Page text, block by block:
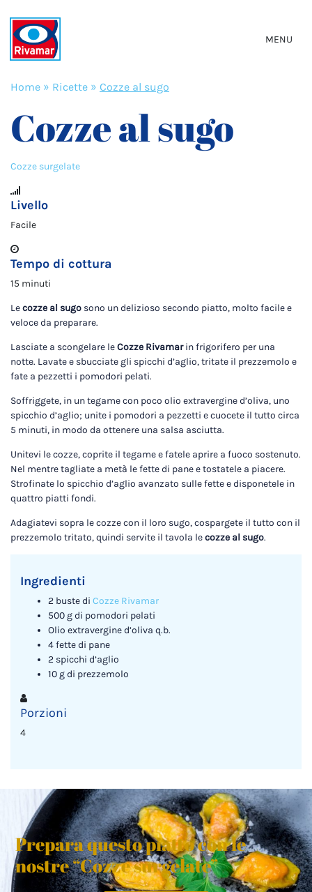
MENU
Home » Ricette » Cozze al sugo
Cozze al sugo
Cozze surgelate
Livello
Facile
Tempo di cottura
15 minuti
Lecozze al sugo sono un delizioso secondo piatto, molto facile e
veloce da preparare.
Lasciate a scongelare leCozze Rivamarin frigorifero per una
notte. Lavate e sbucciate gli spicchi d’aglio, tritate il prezzemolo e
fate a pezzetti i pomodori pelati.
Soffriggete, in un tegame con poco olio extravergine d’oliva, uno
spicchio d’aglio; unite i pomodori a pezzetti e cuocete il tutto circa
5 minuti, in modo da ottenere una salsa asciutta.
Unitevi le cozze, coprite il tegame e fatele aprire a fuoco sostenuto.
Nel mentre tagliate a metà le fette di pane e tostatele a piacere.
Strofinate lo spicchio d’aglio avanzato sulle fette e disponetele in
quattro piatti fondi.
Adagiatevi sopra le cozze con il loro sugo, cospargete il tutto con il
prezzemolo tritato, quindi servite il tavola lecozze al sugo.
Ingredienti
2 buste di Cozze Rivamar
500 g di pomodori pelati
Olio extravergine d’oliva q.b.
4 fette di pane
2 spicchi d’aglio
10 g di prezzemolo
Porzioni
4
Prepara questo piatto con le
nostre “Cozze surgelate”